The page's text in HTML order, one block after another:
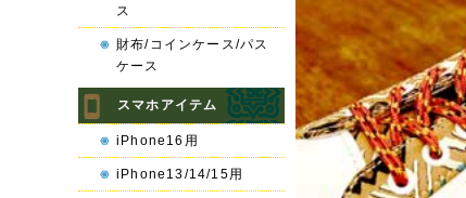
ス
財布/コインケース/パス
ケース
スマホアイテム
iPhone16用
iPhone13/14/15用